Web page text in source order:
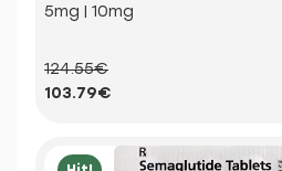
5mg | 10mg
124.55€
103.79€